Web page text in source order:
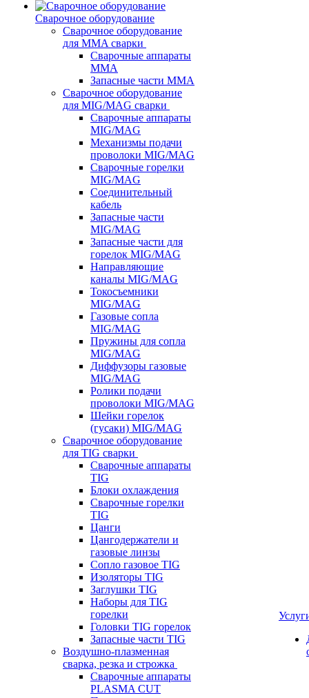
Сварочное оборудование
Сварочное оборудование
для MMA сварки
Сварочные аппараты
MMA
Запасные части MMA
Сварочное оборудование
для MIG/MAG сварки
Сварочные аппараты
MIG/MAG
Механизмы подачи
проволоки MIG/MAG
Сварочные горелки
MIG/MAG
Соединительный
кабель
Запасные части
MIG/MAG
Запасные части для
горелок MIG/MAG
Направляющие
каналы MIG/MAG
Токосъемники
MIG/MAG
Газовые сопла
MIG/MAG
Пружины для сопла
MIG/MAG
Диффузоры газовые
MIG/MAG
Ролики подачи
проволоки MIG/MAG
Шейки горелок
(гусаки) MIG/MAG
Сварочное оборудование
для TIG сварки
Сварочные аппараты
TIG
Блоки охлаждения
Сварочные горелки
TIG
Цанги
Цангодержатели и
газовые линзы
Сопло газовое TIG
Изоляторы TIG
Заглушки TIG
Наборы для TIG
горелки
Головки TIG горелок
Запасные части TIG
Воздушно-плазменная
сварка, резка и строжка
Сварочные аппараты
PLASMA CUT